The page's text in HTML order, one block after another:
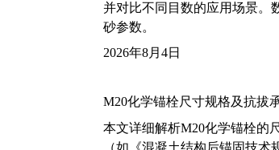
并对比不同目数的应用场景。
砂参数。
2026年8月4日
M20化学锚栓尺寸规格及抗拔
本文详细解析M20化学锚栓的
（如《混凝土结构后锚固技